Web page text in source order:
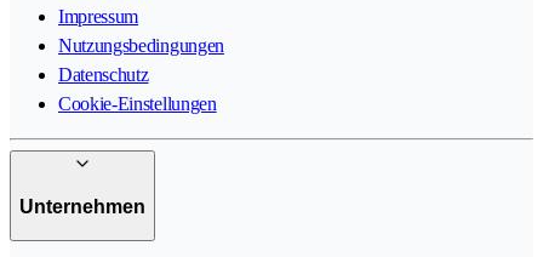
Impressum
Nutzungsbedingungen
Datenschutz
Cookie-Einstellungen
Unternehmen